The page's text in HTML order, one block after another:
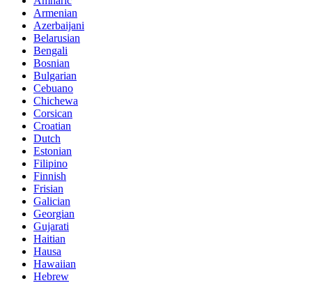
Armenian
Azerbaijani
Belarusian
Bengali
Bosnian
Bulgarian
Cebuano
Chichewa
Corsican
Croatian
Dutch
Estonian
Filipino
Finnish
Frisian
Galician
Georgian
Gujarati
Haitian
Hausa
Hawaiian
Hebrew